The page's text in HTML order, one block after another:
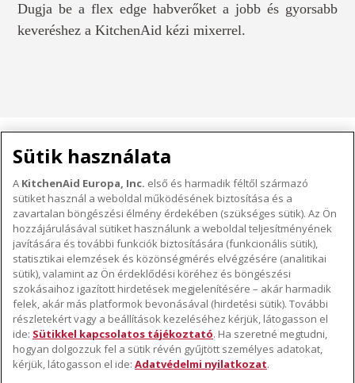
Dugja be a flex edge habverőket a jobb és gyorsabb
keveréshez a KitchenAid kézi mixerrel.
A KITCHENAID MÁRKÁRÓL
A márka lényege
A márka története
ODR
TÁMOGATÁS
Hol lehet megvenni
Garancia és dokumentumok
Ügyfélszolgálat
KÖVESSEN BENNÜNKET
Sütik használata
A KitchenAid Europa, Inc. első és harmadik féltől származó
sütiket használ a weboldal működésének biztosítása és a
zavartalan böngészési élmény érdekében (szükséges sütik). Az Ön
hozzájárulásával sütiket használunk a weboldal teljesítményének
javítására és további funkciók biztosítására (funkcionális sütik),
statisztikai elemzések és közönségmérés elvégzésére (analitikai
sütik), valamint az Ön érdeklődési köréhez és böngészési
szokásaihoz igazított hirdetések megjelenítésére – akár harmadik
felek, akár más platformok bevonásával (hirdetési sütik). További
részletekért vagy a beállítások kezeléséhez kérjük, látogasson el
ide: Sütikkel kapcsolatos tájékoztató. Ha szeretné megtudni,
hogyan dolgozzuk fel a sütik révén gyűjtött személyes adatokat,
kérjük, látogasson el ide: Adatvédelmi nyilatkozat.